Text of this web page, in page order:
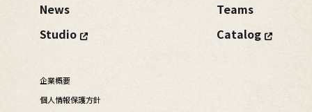
News
Studio
Teams
Catalog
企業概要
個人情報保護方針